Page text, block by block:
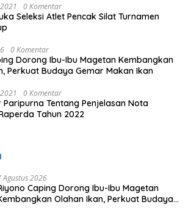
0 Komentar
Seleksi Atlet Pencak Silat Turnamen
0 Komentar
Dorong Ibu-Ibu Magetan Kembangkan
Perkuat Budaya Gemar Makan Ikan
0 Komentar
Paripurna Tentang Penjelasan Nota
Tahun 2022
Agustus 2026
Caping Dorong Ibu-Ibu Magetan
Olahan Ikan, Perkuat Budaya